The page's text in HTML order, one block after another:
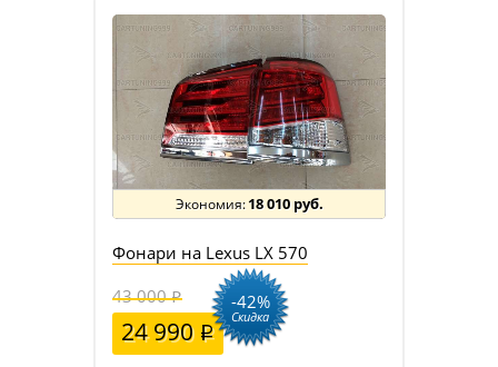
18 010 руб.
Фонари на Lexus LX 570
43 000
24 990
-42%
Скидка